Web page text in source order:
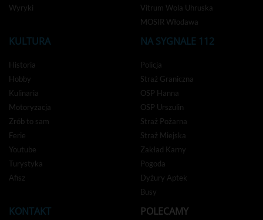
Wyryki
Vitrum Wola Uhruska
MOSIR Włodawa
KULTURA
Historia
Hobby
Kulinaria
Motoryzacja
Zrób to sam
Ferie
Youtube
Turystyka
Afisz
NA SYGNALE 112
Policja
Straż Graniczna
OSP Hanna
OSP Urszulin
Straż Pożarna
Straż Miejska
Zakład Karny
Pogoda
Dyżury Aptek
Busy
KONTAKT POLECAMY